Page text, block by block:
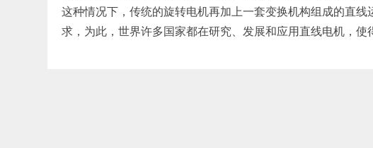
这种情况下，传统的旋转电机再加上一套变换机构组成的直
求，为此，世界许多国家都在研究、发展和应用直线电机，使